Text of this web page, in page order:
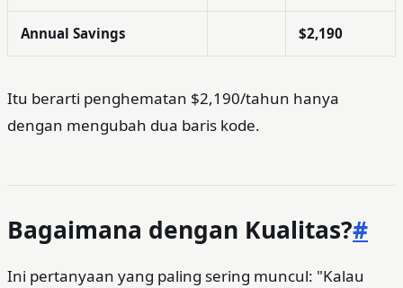
Annual Savings $2,190
Itu berarti penghematan $2,190/tahun hanya
dengan mengubah dua baris kode.
Bagaimana dengan Kualitas?#
Ini pertanyaan yang paling sering muncul: "Kalau